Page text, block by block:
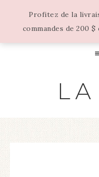
Profitez de la
commandes de 200